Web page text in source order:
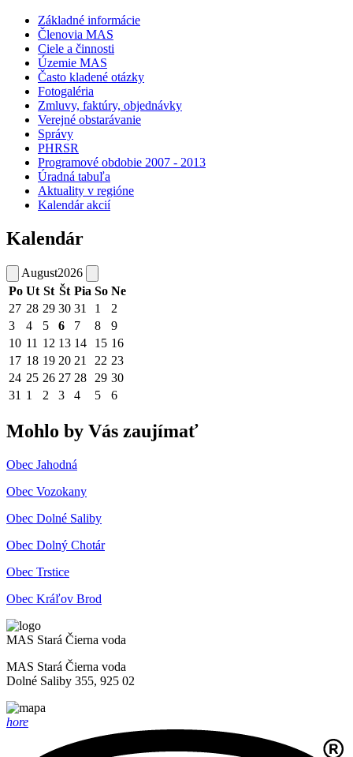
Základné informácie
Členovia MAS
Ciele a činnosti
Územie MAS
Často kladené otázky
Fotogaléria
Zmluvy, faktúry, objednávky
Verejné obstarávanie
Správy
PHRSR
Programové obdobie 2007 - 2013
Úradná tabuľa
Aktuality v regióne
Kalendár akcií
Kalendár
August2026
Po Ut St Št Pia So Ne
27 28 29 30 31 1
2
3
4 5 6 7 8
9
10 11 12 13 14 15 16
17 18 19 20 21 22 23
24 25 26 27 28 29 30
31 1 2 3 4 5 6
Mohlo by Vás zaujímať
Obec Jahodná
Obec Vozokany
Obec Dolné Saliby
Obec Dolný Chotár
Obec Trstice
Obec Kráľov Brod
MAS Stará Čierna voda
MAS Stará Čierna voda
Dolné Saliby 355, 925 02
hore